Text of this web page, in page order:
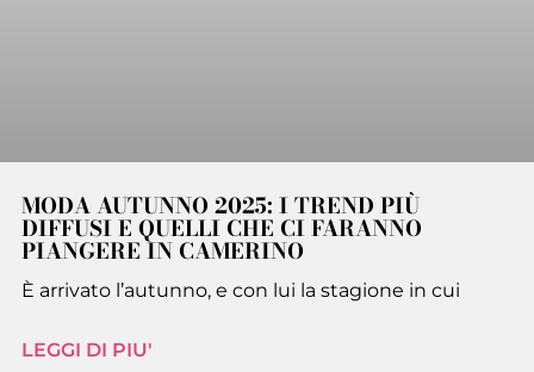
MODA AUTUNNO 2025: I TREND PIÙ
DIFFUSI E QUELLI CHE CI FARANNO
PIANGERE IN CAMERINO
È arrivato l’autunno, e con lui la stagione in cui
LEGGI DI PIU'